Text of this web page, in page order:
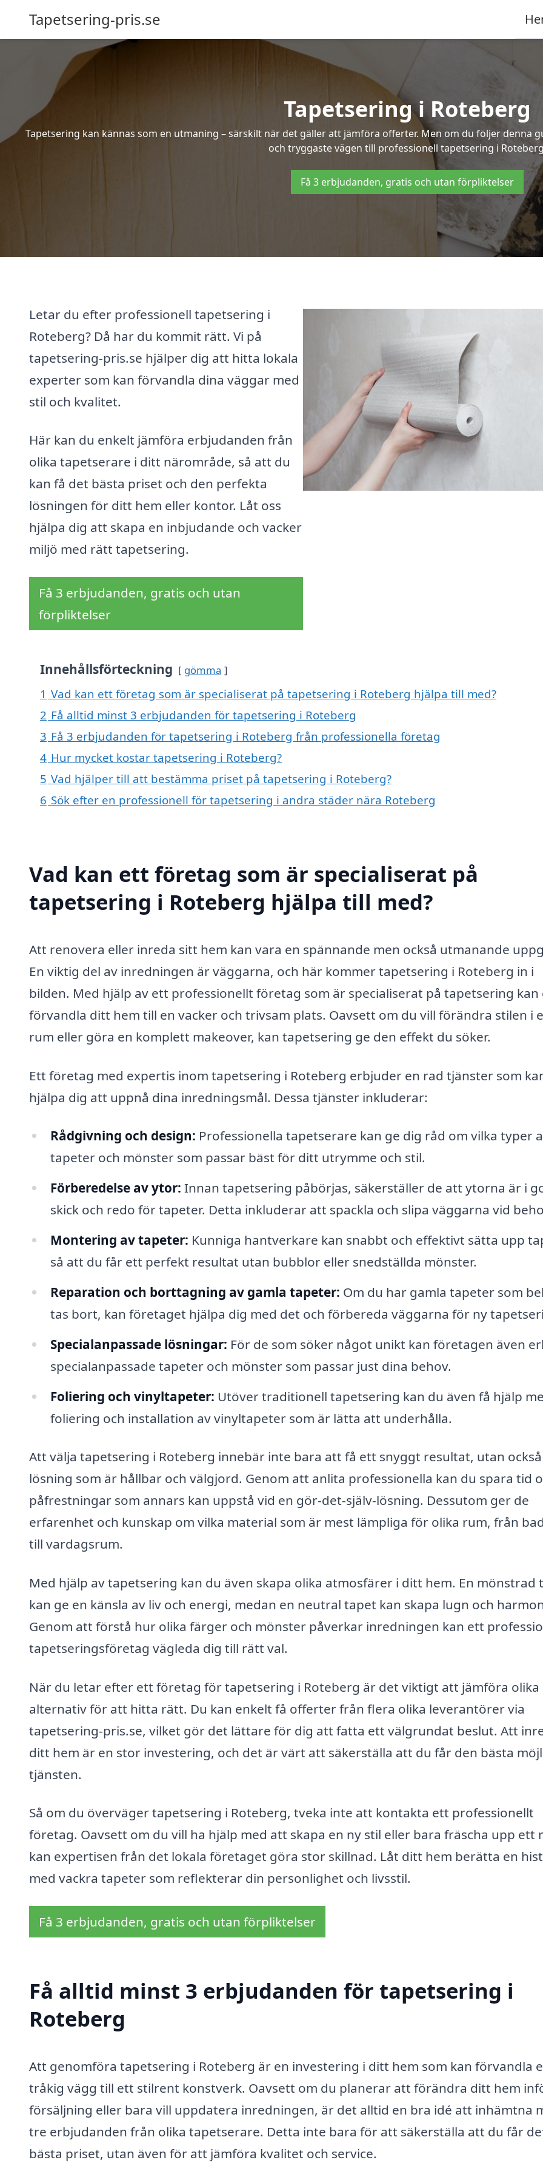
Tapetsering-pris.se
Tapetsering i Roteberg
Tapetsering kan kännas som en utmaning – särskilt när det gäller att jämföra offerter. Men om du följer denna
och tryggaste vägen till professionell tapetsering i
Få 3 erbjudanden, gratis och utan förpliktelser
Letar du efter professionell tapetsering i
Roteberg? Då har du kommit rätt. Vi på
tapetsering-pris.se hjälper dig att hitta lokala
experter som kan förvandla dina väggar med
stil och kvalitet.
Här kan du enkelt jämföra erbjudanden från
olika tapetserare i ditt närområde, så att du
kan få det bästa priset och den perfekta
lösningen för ditt hem eller kontor. Låt oss
hjälpa dig att skapa en inbjudande och vacker
miljö med rätt tapetsering.
Få 3 erbjudanden, gratis och utan
förpliktelser
Innehållsförteckning gömma
1 Vad kan ett företag som är specialiserat på tapetsering i Roteberg hjälpa till med?
2 Få alltid minst 3 erbjudanden för tapetsering i Roteberg
3 Få 3 erbjudanden för tapetsering i Roteberg från professionella företag
4 Hur mycket kostar tapetsering i Roteberg?
5 Vad hjälper till att bestämma priset på tapetsering i Roteberg?
6 Sök efter en professionell för tapetsering i andra städer nära Roteberg
Vad kan ett företag som är specialiserat på
tapetsering i Roteberg hjälpa till med?
Att renovera eller inreda sitt hem kan vara en spännande men också utmanande
En viktig del av inredningen är väggarna, och här kommer tapetsering i Roteberg in i
bilden. Med hjälp av ett professionellt företag som är specialiserat på tapetsering kan
förvandla ditt hem till en vacker och trivsam plats. Oavsett om du vill förändra stilen i
rum eller göra en komplett makeover, kan tapetsering ge den effekt du söker.
Ett företag med expertis inom tapetsering i Roteberg erbjuder en rad tjänster som
hjälpa dig att uppnå dina inredningsmål. Dessa tjänster inkluderar:
Rådgivning och design: Professionella tapetserare kan ge dig råd om vilka typer
tapeter och mönster som passar bäst för ditt utrymme och stil.
Förberedelse av ytor: Innan tapetsering påbörjas, säkerställer de att ytorna är i
skick och redo för tapeter. Detta inkluderar att spackla och slipa väggarna vid
Montering av tapeter: Kunniga hantverkare kan snabbt och effektivt sätta upp
så att du får ett perfekt resultat utan bubblor eller snedställda mönster.
Reparation och borttagning av gamla tapeter: Om du har gamla tapeter som
tas bort, kan företaget hjälpa dig med det och förbereda väggarna för ny
Specialanpassade lösningar: För de som söker något unikt kan företagen även
specialanpassade tapeter och mönster som passar just dina behov.
Foliering och vinyltapeter: Utöver traditionell tapetsering kan du även få hjälp
foliering och installation av vinyltapeter som är lätta att underhålla.
Att välja tapetsering i Roteberg innebär inte bara att få ett snyggt resultat, utan
lösning som är hållbar och välgjord. Genom att anlita professionella kan du spara tid
påfrestningar som annars kan uppstå vid en gör-det-själv-lösning. Dessutom ger de
erfarenhet och kunskap om vilka material som är mest lämpliga för olika rum, från
till vardagsrum.
Med hjälp av tapetsering kan du även skapa olika atmosfärer i ditt hem. En mönstrad
kan ge en känsla av liv och energi, medan en neutral tapet kan skapa lugn och
Genom att förstå hur olika färger och mönster påverkar inredningen kan ett
tapetseringsföretag vägleda dig till rätt val.
När du letar efter ett företag för tapetsering i Roteberg är det viktigt att jämföra olika
alternativ för att hitta rätt. Du kan enkelt få offerter från flera olika leverantörer via
tapetsering-pris.se, vilket gör det lättare för dig att fatta ett välgrundat beslut. Att
ditt hem är en stor investering, och det är värt att säkerställa att du får den bästa
tjänsten.
Så om du överväger tapetsering i Roteberg, tveka inte att kontakta ett professionellt
företag. Oavsett om du vill ha hjälp med att skapa en ny stil eller bara fräscha upp ett
kan expertisen från det lokala företaget göra stor skillnad. Låt ditt hem berätta en
med vackra tapeter som reflekterar din personlighet och livsstil.
Få 3 erbjudanden, gratis och utan förpliktelser
Få alltid minst 3 erbjudanden för tapetsering i
Roteberg
Att genomföra tapetsering i Roteberg är en investering i ditt hem som kan förvandla
tråkig vägg till ett stilrent konstverk. Oavsett om du planerar att förändra ditt hem
försäljning eller bara vill uppdatera inredningen, är det alltid en bra idé att inhämtna
tre erbjudanden från olika tapetserare. Detta inte bara för att säkerställa att du får
bästa priset, utan även för att jämföra kvalitet och service.